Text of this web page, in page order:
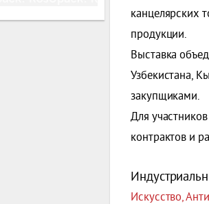
канцелярских
продукции.
Выставка
Узбекистана,
закупщиками.
Для
контрактов и
Искусство,